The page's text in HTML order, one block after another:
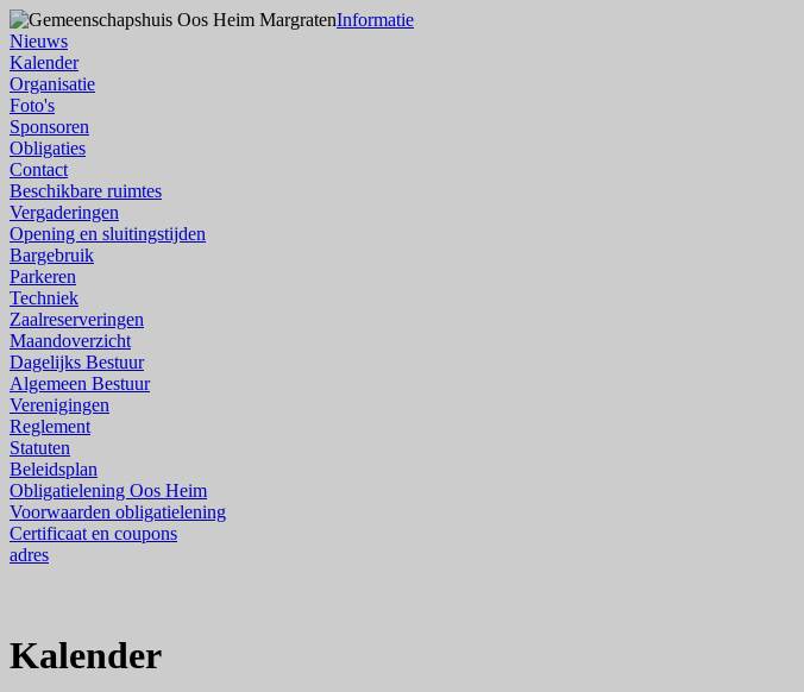
Informatie
Nieuws
Kalender
Organisatie
Foto's
Sponsoren
Obligaties
Contact
Beschikbare ruimtes
Vergaderingen
Opening en sluitingstijden
Bargebruik
Parkeren
Techniek
Zaalreserveringen
Maandoverzicht
Dagelijks Bestuur
Algemeen Bestuur
Verenigingen
Reglement
Statuten
Beleidsplan
Obligatielening Oos Heim
Voorwaarden obligatielening
Certificaat en coupons
adres
Kalender